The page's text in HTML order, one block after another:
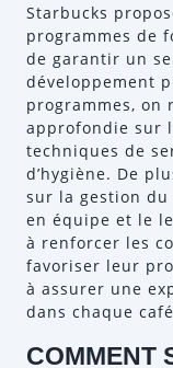
Starbucks
programmes de
de garantir un
développement
programmes, on
approfondie sur
techniques de
d’hygiène. De
sur la gestion
en équipe et le
à renforcer les
favoriser leur
à assurer une
dans chaque
COMMENT